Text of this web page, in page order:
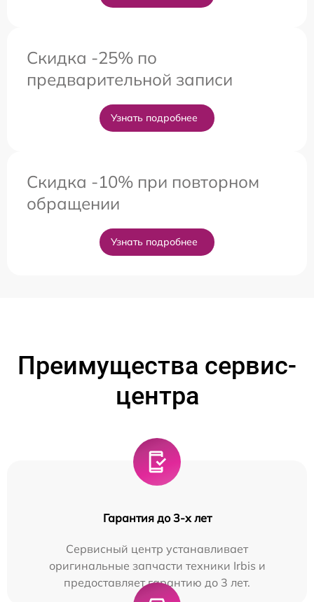
Скидка -25% по
предварительной записи
Узнать подробнее
Скидка -10% при повторном
обращении
Узнать подробнее
Преимущества сервис-
центра
Гарантия до 3-х лет
Сервисный центр устанавливает
оригинальные запчасти техники Irbis и
предоставляет гарантию до 3 лет.